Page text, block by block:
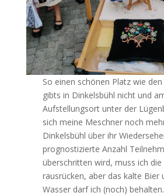
So einen schönen Platz wie
gibts in Dinkelsbühl nicht und
Aufstellungsort unter der
sich meine Meschner noch
Dinkelsbühl über ihr
prognostizierte Anzahl
überschritten wird, muss ich die
rausrücken, aber das kalte Bier
Wasser darf ich (noch) behalten.